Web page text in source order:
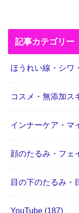
記事カテゴリー
ほうれい線・シワ
コスメ・無添加ス
インナーケア・マ
顔のたるみ・フェ
目の下のたるみ・
YouTube (187)